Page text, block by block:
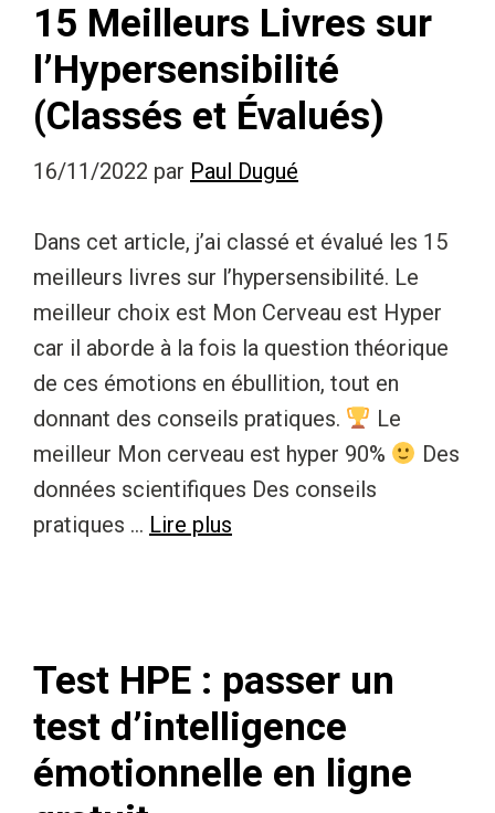
15 Meilleurs Livres sur
l’Hypersensibilité
(Classés et Évalués)
16/11/2022 par Paul Dugué
Dans cet article, j’ai classé et évalué les 15
meilleurs livres sur l’hypersensibilité. Le
meilleur choix est Mon Cerveau est Hyper
car il aborde à la fois la question théorique
de ces émotions en ébullition, tout en
donnant des conseils pratiques.
Le
meilleur Mon cerveau est hyper 90%
Des
données scientifiques Des conseils
pratiques … Lire plus
Test HPE : passer un
test d’intelligence
émotionnelle en ligne